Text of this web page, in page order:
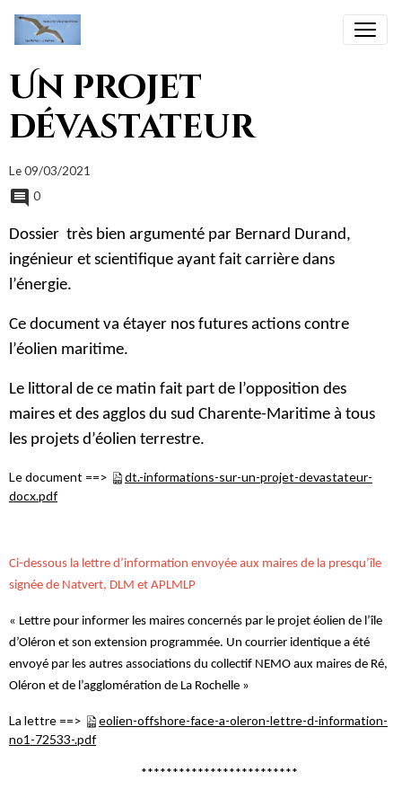
Un projet
dévastateur
Le 09/03/2021
0
Dossier très bien argumenté par Bernard Durand,
ingénieur et scientifique ayant fait carrière dans
l’énergie.
Ce document va étayer nos futures actions contre
l’éolien maritime.
Le littoral de ce matin fait part de l’opposition des
maires et des agglos du sud Charente-Maritime à tous
les projets d’éolien terrestre.
Le document ==>
dt.-informations-sur-un-projet-devastateur-
docx.pdf
Ci-dessous la lettre d’information envoyée aux maires de la presqu’île
signée de Natvert, DLM et APLMLP
« Lettre pour informer les maires concernés par le projet éolien de l’île
d’Oléron et son extension programmée. Un courrier identique a été
envoyé par les autres associations du collectif NEMO aux maires de Ré,
Oléron et de l’agglomération de La Rochelle »
La lettre ==>
eolien-offshore-face-a-oleron-lettre-d-information-
no1-72533-.pdf
*************************